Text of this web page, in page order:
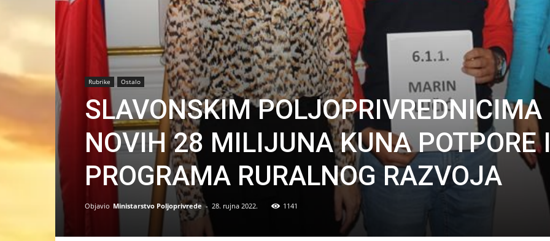
Rubrike Ostalo
SLAVONSKIM POLJOPRIVREDNICIMA
NOVIH 28 MILIJUNA KUNA POTPORE
PROGRAMA RURALNOG RAZVOJA
Objavio Ministarstvo Poljoprivrede - 28. rujna 2022. 1141